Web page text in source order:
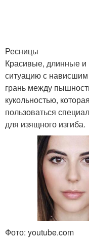
Ресницы
Красивые, длинные
ситуацию с
грань между
кукольностью,
пользоваться
для изящного изгиба.
Фото: youtube.com